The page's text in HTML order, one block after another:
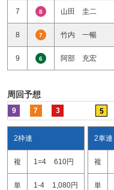
7 8 山田 圭二
8 7 竹内 一暢
9 6 阿部 充宏
周回予想
9 7 3 5
2枠連
複 1=4 610円
単 1-4 1,080円
2車連
複
単